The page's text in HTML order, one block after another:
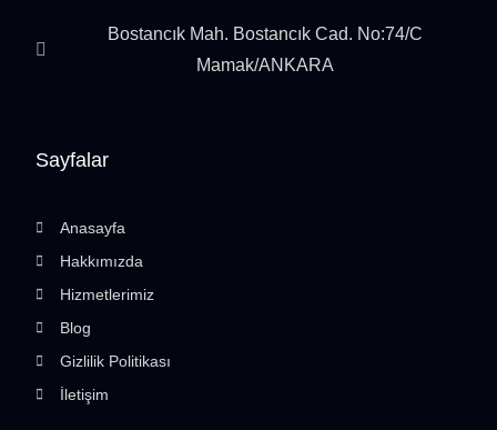
Sayfalar
Anasayfa
Hakkımızda
Hizmetlerimiz
Blog
Gizlilik Politikası
İletişim
Bostancık Mah. Bostancık Cad. No:74/C
Mamak/ANKARA